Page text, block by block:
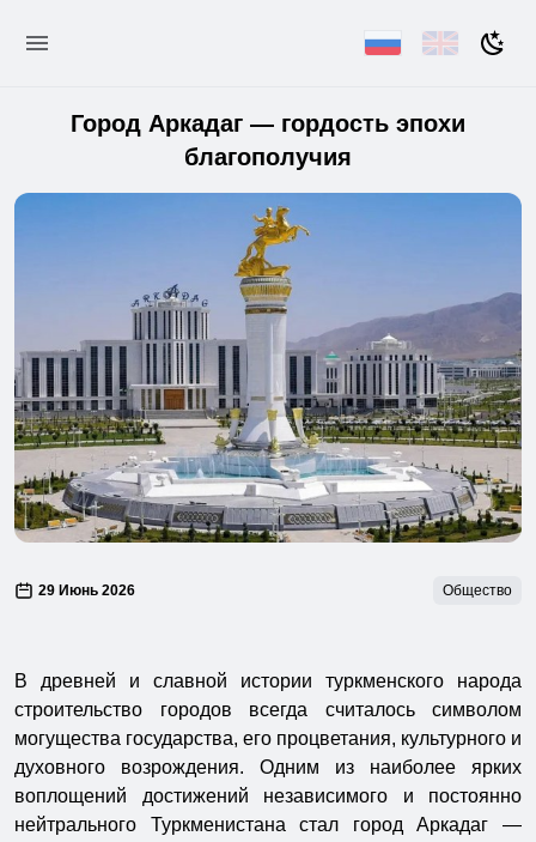
Город Аркадаг — гордость эпохи
благополучия
29 Июнь 2026 Общество
В древней и славной истории туркменского народа
строительство городов всегда считалось символом
могущества государства, его процветания, культурного и
духовного возрождения. Одним из наиболее ярких
воплощений достижений независимого и постоянно
нейтрального Туркменистана стал город Аркадаг —